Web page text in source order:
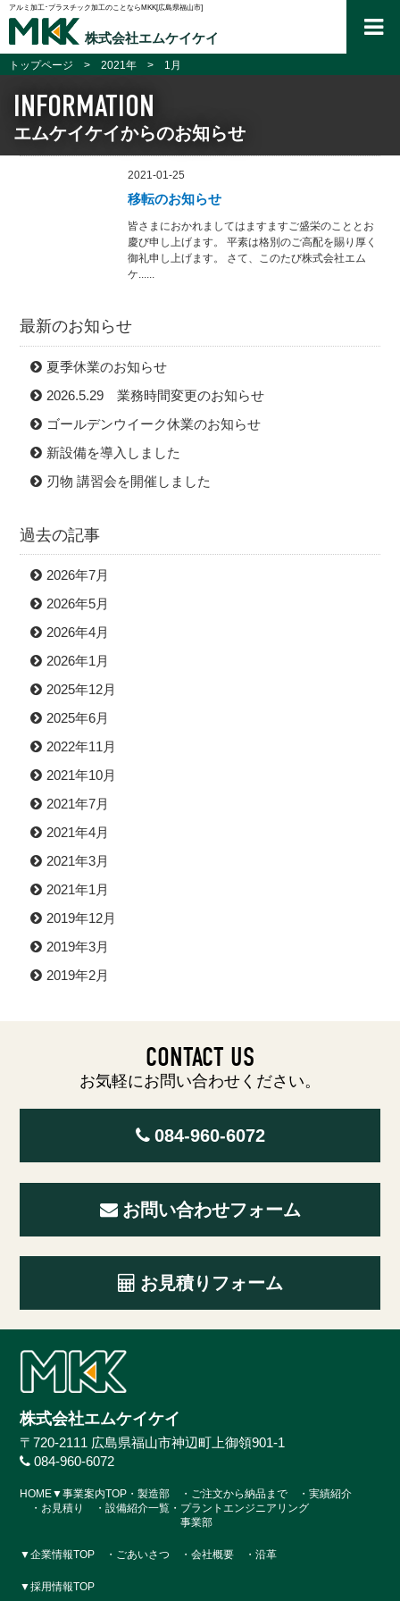
アルミ加工･プラスチック加工のことならMKK[広島県福山市]
株式会社エムケイケイ
トップページ 2021年 1月
INFORMATION
エムケイケイからのお知らせ
2021-01-25
移転のお知らせ
皆さまにおかれましてはますますご盛栄のこととお
慶び申し上げます。 平素は格別のご高配を賜り厚く
御礼申し上げます。 さて、このたび株式会社エム
ケ......
最新のお知らせ
夏季休業のお知らせ
2026.5.29 業務時間変更のお知らせ
ゴールデンウイーク休業のお知らせ
新設備を導入しました
刃物 講習会を開催しました
過去の記事
2026年7月
2026年5月
2026年4月
2026年1月
2025年12月
2025年6月
2022年11月
2021年10月
2021年7月
2021年4月
2021年3月
2021年1月
2019年12月
2019年3月
2019年2月
CONTACT US
お気軽にお問い合わせください。
084-960-6072
お問い合わせフォーム
お見積りフォーム
株式会社エムケイケイ
〒720-2111 広島県福山市神辺町上御領901-1
084-960-6072
HOME▼事業案内TOP ・製造部 ・ご注文から納品まで ・実績紹介
・お見積り
・設備紹介一覧 ・プラントエンジニアリング
事業部
▼企業情報TOP ・ごあいさつ ・会社概要 ・沿革
▼採用情報TOP